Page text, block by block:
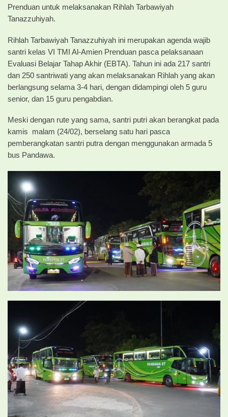
Prenduan untuk melaksanakan Rihlah Tarbawiyah
Tanazzuhiyah.
Rihlah Tarbawiyah Tanazzuhiyah ini merupakan agenda wajib
santri kelas VI TMI Al-Amien Prenduan pasca pelaksanaan
Evaluasi Belajar Tahap Akhir (EBTA). Tahun ini ada 217 santri
dan 250 santriwati yang akan melaksanakan Rihlah yang akan
berlangsung selama 3-4 hari, dengan didampingi oleh 5 guru
senior, dan 15 guru pengabdian.
Meski dengan rute yang sama, santri putri akan berangkat pada
kamis malam (24/02), berselang satu hari pasca
pemberangkatan santri putra dengan menggunakan armada 5
bus Pandawa.